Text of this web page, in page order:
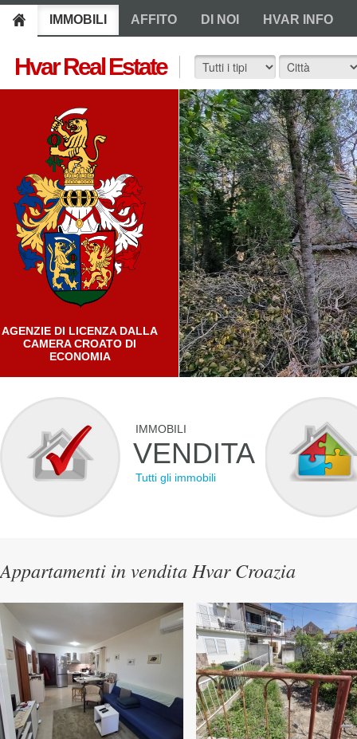
IMMOBILI AFFITO DI NOI HVAR INFO
Hvar Real Estate
AGENZIE DI LICENZA DALLA
CAMERA CROATO DI
ECONOMIA
IMMOBILI
VENDITA
Tutti gli immobili
Appartamenti in vendita Hvar Croazia